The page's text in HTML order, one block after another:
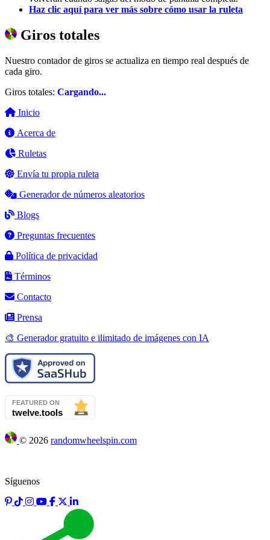
Haz clic aquí para ver más sobre cómo usar la ruleta
Giros totales
Nuestro contador de giros se actualiza en tiempo real después de
cada giro.
Giros totales: Cargando...
Inicio
Acerca de
Ruletas
Envía tu propia ruleta
Generador de números aleatorios
Blogs
Preguntas frecuentes
Política de privacidad
Términos
Contacto
Prensa
🎨 Generador gratuito e ilimitado de imágenes con IA
© 2026 randomwheelspin.com
Síguenos